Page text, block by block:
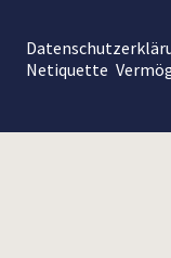
Netiquette